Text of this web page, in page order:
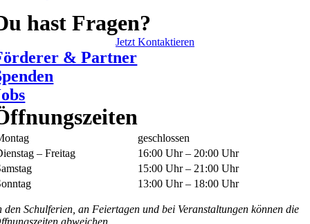
hast Fragen?
Jetzt Kontaktieren
& Partner
geschlossen
– Freitag
16:00 Uhr – 20:00 Uhr
15:00 Uhr – 21:00 Uhr
13:00 Uhr – 18:00 Uhr
den Schulferien, an Feiertagen und bei Veranstaltungen können die